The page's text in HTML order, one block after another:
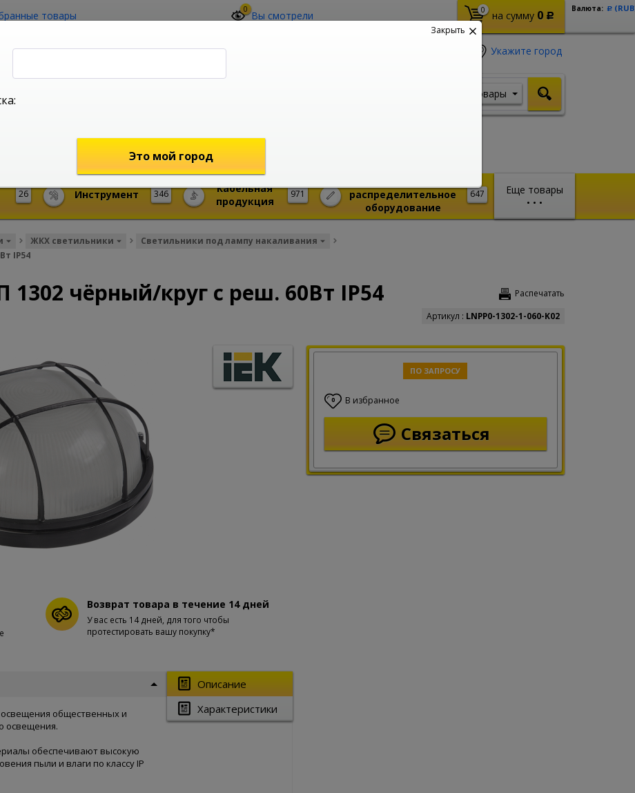
товары 0 Вы смотрели 0 на сумму 0 Р
Валюта: Р
Укажите город
shop@mireks.ru
Товары
Еще товары
• • •
26 346
Инструмент 971
Кабельная
продукция
647
распределительное
оборудование
ЖКХ светильники
Светильники под лампу накаливания
IP54
Распечатать
чёрный/круг с реш. 60Вт IP54
Артикул : LNPP0-1302-1-060-K02
ПО ЗАПРОСУ
0 В избранное
Связаться
Возврат товара в течение 14 дней
У вас есть 14 дней, для того чтобы
протестировать вашу покупку*
Описание
Характеристики
общественных и
освещения.
обеспечивают высокую
пыли и влаги по классу IP
Закрыть
Это мой город